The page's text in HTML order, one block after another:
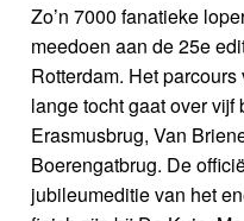
Zo’n 7000 fanatieke
meedoen aan de 25e
Rotterdam. Het
lange tocht gaat over
Erasmusbrug, Van
Boerengatbrug. De
jubileumeditie van het